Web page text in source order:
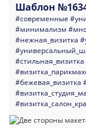
Шаблон
#современные
#минимализм
#нежная_визитка
#стильная_визитка
#бежевая_визитка